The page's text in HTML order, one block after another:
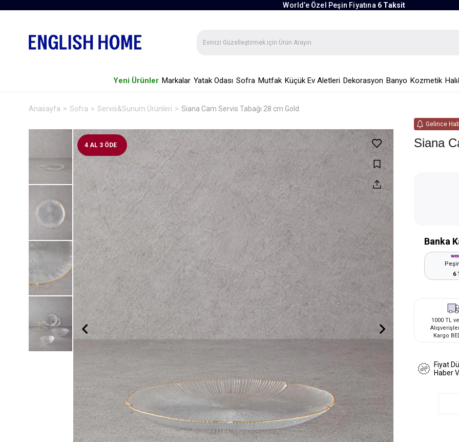
World’e Özel Peşin Fiyatına 6 Taksit
Yeni Ürünler Markalar Yatak Odası Sofra Mutfak Küçük Ev Aletleri Dekorasyon Banyo Kozmetik
Anasayfa Sofra Servis&Sunum Ürünleri Siana Cam Servis Tabağı 28 cm Gold
4 AL 3 ÖDE
Gelince
Siana
Banka
6
1000 TL
Kargo
Fiyat
Haber